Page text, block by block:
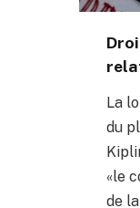
La
du
«le
de